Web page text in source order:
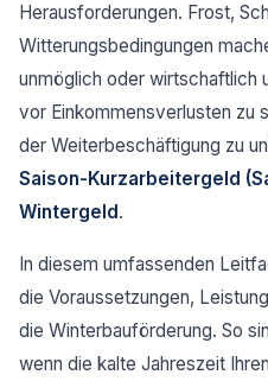
Herausforderungen. Frost,
Witterungsbedingungen
unmöglich oder wirtschaftlich
vor Einkommensverlusten zu
der Weiterbeschäftigung zu
Saison-Kurzarbeitergeld
Wintergeld.
In diesem umfassenden
die Voraussetzungen,
die Winterbauförderung. So
wenn die kalte Jahreszeit